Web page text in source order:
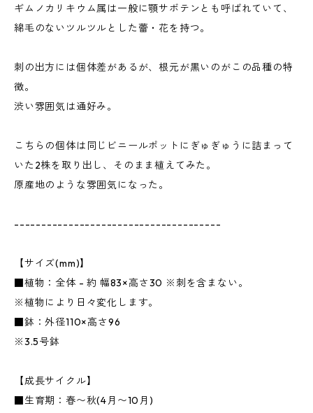
ギムノカリキウム属は一般に顎サボテンとも呼ばれていて、
綿毛のないツルツルとした蕾・花を持つ。
刺の出方には個体差があるが、根元が黒いのがこの品種の特
徴。
渋い雰囲気は通好み。
こちらの個体は同じビニールポットにぎゅぎゅうに詰まって
いた2株を取り出し、そのまま植えてみた。
原産地のような雰囲気になった。
--------------------------------------
【サイズ(mm)】
■植物：全体 - 約 幅83×高さ30 ※刺を含まない。
※植物により日々変化します。
■鉢：外径110×高さ96
※3.5号鉢
【成長サイクル】
■生育期：春〜秋(4月〜10月)